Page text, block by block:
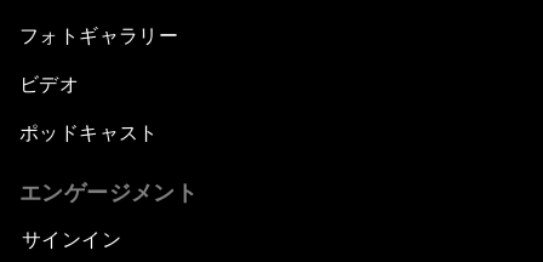
フォトギャラリー
ビデオ
ポッドキャスト
エンゲージメント
サインイン